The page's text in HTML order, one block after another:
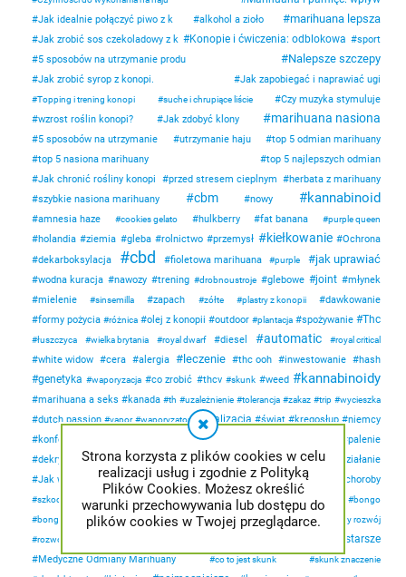
Strona korzysta z plików cookies w celu
realizacji usług i zgodnie z Polityką
Plików Cookies. Możesz określić
warunki przechowywania lub dostępu do
plików cookies w Twojej przeglądarce.
Jak idealnie połączyć piwo z k alkohol a zioło marihuana lepsza
Jak zrobić sos czekoladowy z k Konopie i ćwiczenia: odblokowa
sport
5 sposobów na utrzymanie produ
Nalepsze szczepy
Jak zrobić syrop z konopi. Jak zapobiegać i naprawiać ugi
Topping i trening konopi suche i chrupiące liście
Czy muzyka stymuluje
wzrost roślin konopi?
Jak zdobyć klony marihuana nasiona
5 sposobów na utrzymanie utrzymanie haju
top 5 odmian marihuany
top 5 nasiona marihuany
top 5 najlepszych odmian
Jak chronić rośliny konopi
przed stresem cieplnym
herbata z marihuany
szybkie nasiona marihuany
cbm nowy kannabinoid
amnesia haze cookies gelato hulkberry fat banana purple queen
holandia ziemia gleba rolnictwo przemysł kiełkowanie
Ochrona
dekarboksylacja
cbd fioletowa marihuana purple jak uprawiać
wodna kuracja nawozy trening drobnoustroje glebowe joint
młynek
mielenie
sinsemilla zapach zółte plastry z konopii
dawkowanie
formy pożycia
różnica olej z konopii outdoor plantacja spożywanie Thc
łuszczyca wielka brytania royal dwarf diesel automatic royal critical
white widow cera alergia leczenie thc ooh inwestowanie hash
genetyka waporyzacja co zrobić thcv skunk weed kannabinoidy
marihuana a seks kanada th uzależnienie tolerancja zakaz trip wycieszka
dutch passion vapor waporyzator legalizacja świat kręgosłup
niemcy
konferencja
fundusz
palenie
dekryminalizacja
haszysz
jak zwiększyć działanie
Jak wzmocnić działanie
Sativa i indica Dieta Suplementy choroby
szkodniki ochrona konopi ochrona roślin produkcja oleju
bongo
bonga
rodzaje bonga produkty kremy maści przyczyny
powolny rozwój
rozwój
najstarsze
Medyczne Odmiany Marihuany co to jest skunk
skunk znaczenie